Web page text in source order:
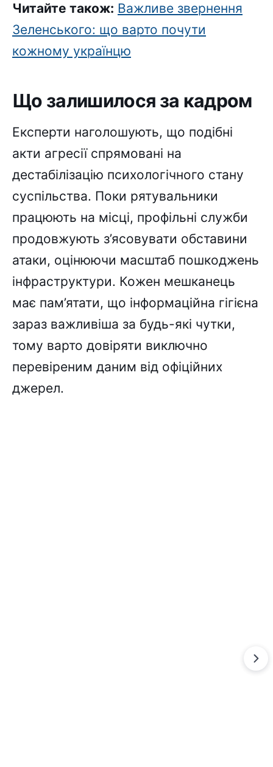
Читайте також: Важливе звернення
Зеленського: що варто почути
кожному українцю
Що залишилося за кадром
Експерти наголошують, що подібні
акти агресії спрямовані на
дестабілізацію психологічного стану
суспільства. Поки рятувальники
працюють на місці, профільні служби
продовжують з’ясовувати обставини
атаки, оцінюючи масштаб пошкоджень
інфраструктури. Кожен мешканець
має пам’ятати, що інформаційна гігієна
зараз важливіша за будь-які чутки,
тому варто довіряти виключно
перевіреним даним від офіційних
джерел.